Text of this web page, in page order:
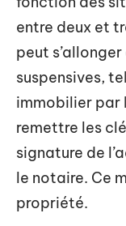
entre deux et
peut
suspensives,
immobilier par
remettre les
signature de
le notaire. Ce
propriété.